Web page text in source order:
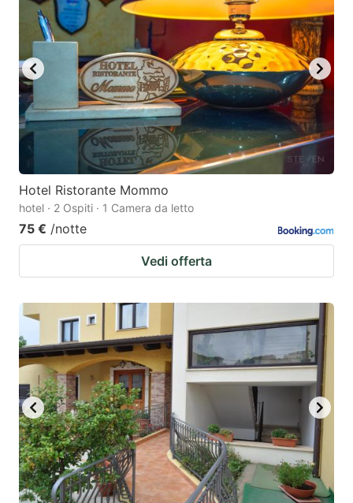
Hotel Ristorante Mommo
hotel · 2 Ospiti · 1 Camera da letto
75 € /notte
Vedi offerta